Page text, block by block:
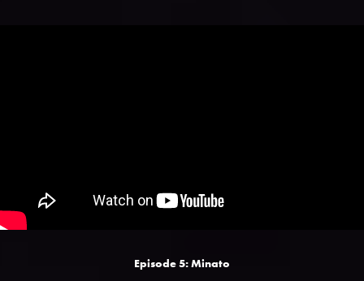
Episode 5: Minato